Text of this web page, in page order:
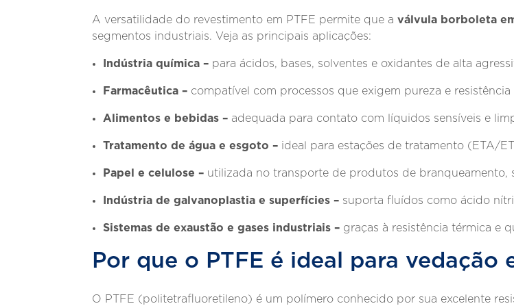
A versatilidade do revestimento em PTFE permite que a válvula borboleta
segmentos industriais. Veja as principais aplicações:
Indústria química – para ácidos, bases, solventes e oxidantes de alta
Farmacêutica – compatível com processos que exigem pureza e resistência
Alimentos e bebidas – adequada para contato com líquidos sensíveis e
Tratamento de água e esgoto – ideal para estações de tratamento (ETA/
Papel e celulose – utilizada no transporte de produtos de branqueamento,
Indústria de galvanoplastia e superfícies – suporta fluídos como ácido
Sistemas de exaustão e gases industriais – graças à resistência térmica e
Por que o PTFE é ideal para vedação
O PTFE (politetrafluoretileno) é um polímero conhecido por sua excelente